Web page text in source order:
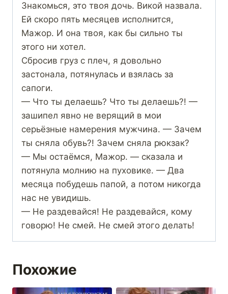
Знакомься, это твоя дочь. Викой назвала.
Ей скоро пять месяцев исполнится,
Мажор. И она твоя, как бы сильно ты
этого ни хотел.
Сбросив груз с плеч, я довольно
застонала, потянулась и взялась за
сапоги.
— Что ты делаешь? Что ты делаешь?! —
зашипел явно не верящий в мои
серьёзные намерения мужчина. — Зачем
ты сняла обувь?! Зачем сняла рюкзак?
— Мы остаёмся, Мажор. — сказала и
потянула молнию на пуховике. — Два
месяца побудешь папой, а потом никогда
нас не увидишь.
— Не раздевайся! Не раздевайся, кому
говорю! Не смей. Не смей этого делать!
Похожие